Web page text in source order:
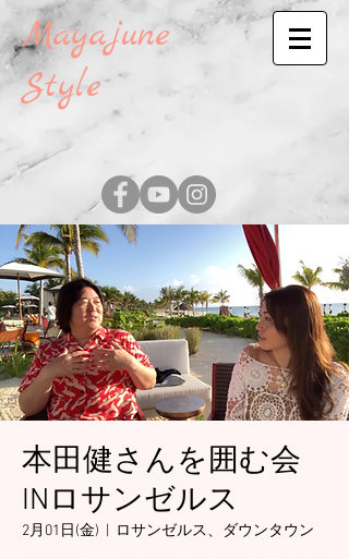
Mayajune
Style
本田健さんを囲む会
INロサンゼルス
2月01日(金) ロサンゼルス、ダウンタウン